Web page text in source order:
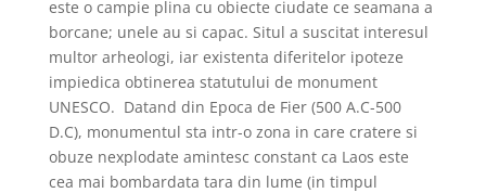
este o campie plina cu obiecte ciudate ce seamana a
borcane; unele au si capac. Situl a suscitat interesul
multor arheologi, iar existenta diferitelor ipoteze
impiedica obtinerea statutului de monument
UNESCO. Datand din Epoca de Fier (500 A.C-500
D.C), monumentul sta intr-o zona in care cratere si
obuze nexplodate amintesc constant ca Laos este
cea mai bombardata tara din lume (in timpul